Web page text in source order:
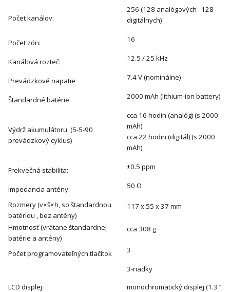
Počet kanálov:
256 (128 analógových 128
digitálnych)
Počet zón: 16
Kanálová rozteč: 12.5 / 25 kHz
Prevádzkové napätie 7.4 V (nominálne)
Štandardné batérie: 2000 mAh (lithium-ion battery)
Výdrž akumulátoru (5-5-90
prevádzkový cyklus)
cca 16 hodin (analóg) (s 2000
mAh)
cca 22 hodin (digitál) (s 2000
mAh)
Frekvečná stabilita: ±0.5 ppm
Impedancia antény: 50 Ω
Rozmery (v×š×h, so štandardnou
batériou , bez antény)
117 x 55 x 37 mm
Hmotnosť (vrátane štandardnej
batérie a antény)
cca 308 g
Počet programovateľných tlačítok 3
LCD displej
3-riadky
monochromatický displej (1.3 ‘’